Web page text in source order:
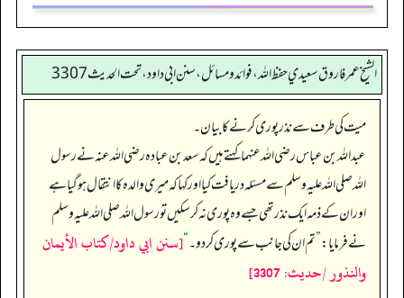
الشيخ عمر فاروق سعيدي حفظ الله، فوائد و مسائل، سنن ابي داود ، تحت الحديث 3307
میت کی طرف سے نذر پوری کرنے کا بیان۔
عبداللہ بن عباس رضی اللہ عنہما کہتے ہیں کہ سعد بن عبادہ رضی اللہ عنہ نے رسول
اللہ صلی اللہ علیہ وسلم سے مسئلہ دریافت کیا اور کہا کہ میری والدہ کا انتقال ہو گیا ہے
اور ان کے ذمہ ایک نذر تھی جسے وہ پوری نہ کر سکیں تو رسول اللہ صلی اللہ علیہ وسلم
نے فرمایا:”تم ان کی جانب سے پوری کر دو۔‏‏‏‏“[سنن ابي داود/كتاب الأيمان
والنذور /حدیث: 3307]